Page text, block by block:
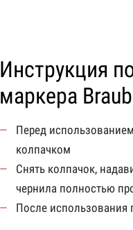
Инструкция
маркера
Перед
колпачком
Снять колпачок,
чернила полностью
После использования